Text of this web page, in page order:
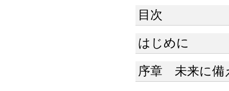
目次
はじめに
序章 未来に備